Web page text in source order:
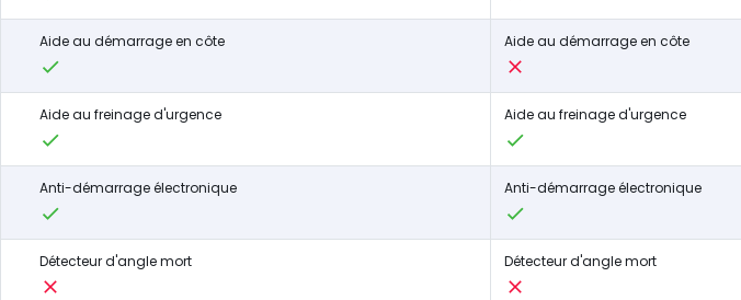
Aide au démarrage en côte Aide au démarrage en côte
Aide au freinage d'urgence Aide au freinage d'urgence
Anti-démarrage électronique Anti-démarrage électronique
Détecteur d'angle mort Détecteur d'angle mort